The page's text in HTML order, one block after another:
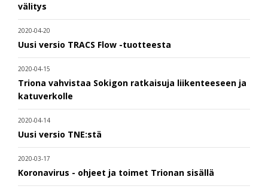
välitys
2020-04-20
Uusi versio TRACS Flow -tuotteesta
2020-04-15
Triona vahvistaa Sokigon ratkaisuja liikenteeseen ja
katuverkolle
2020-04-14
Uusi versio TNE:stä
2020-03-17
Koronavirus - ohjeet ja toimet Trionan sisällä